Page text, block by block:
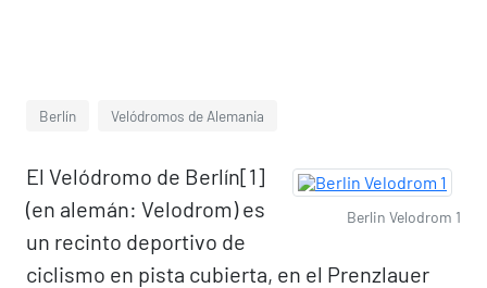
Berlín Velódromos de Alemania
Berlin Velodrom 1
El Velódromo de Berlín[1]​
(en alemán: Velodrom) es
un recinto deportivo de
ciclismo en pista cubierta, en el Prenzlauer